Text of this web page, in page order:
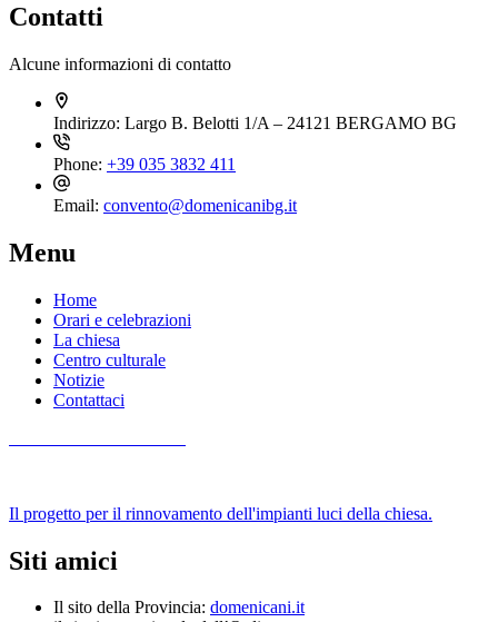
Contatti
Alcune informazioni di contatto
Indirizzo: Largo B. Belotti 1/A – 24121 BERGAMO BG
Phone: +39 035 3832 411
Email: convento@domenicanibg.it
Menu
Home
Orari e celebrazioni
La chiesa
Centro culturale
Notizie
Contattaci
Il progetto per il rinnovamento dell'impianti luci della chiesa.
Siti amici
Il sito della Provincia: domenicani.it